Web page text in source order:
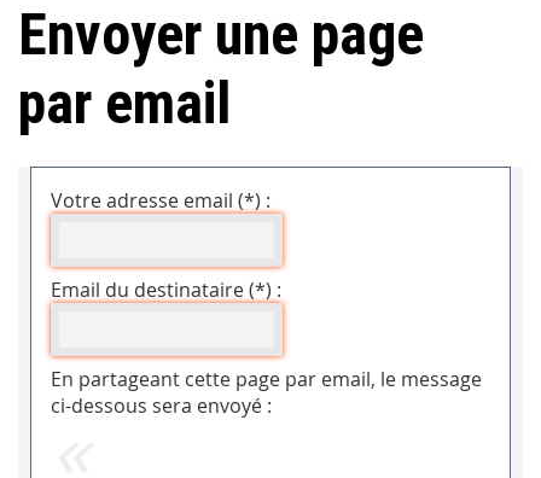
Envoyer une page
par email
Votre adresse email (*) :
Email du destinataire (*) :
En partageant cette page par email, le message
ci-dessous sera envoyé :